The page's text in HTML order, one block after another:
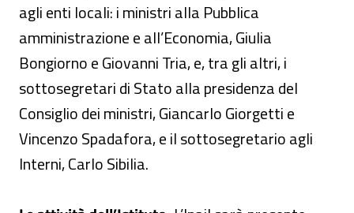
agli enti locali: i ministri alla Pubblica
amministrazione e all’Economia, Giulia
Bongiorno e Giovanni Tria, e, tra gli altri, i
sottosegretari di Stato alla presidenza del
Consiglio dei ministri, Giancarlo Giorgetti e
Vincenzo Spadafora, e il sottosegretario agli
Interni, Carlo Sibilia.